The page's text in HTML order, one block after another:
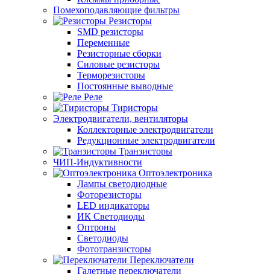
Помехоподавляющие фильтры
Резисторы
SMD резисторы
Переменные
Резисторные сборки
Силовые резисторы
Терморезисторы
Постоянные выводные
Реле
Тиристоры
Электродвигатели, вентиляторы
Коллекторные электродвигатели
Редукционные электродвигатели
Транзисторы
ЧИП-Индуктивности
Оптоэлектроника
Лампы светодиодные
Фоторезисторы
LED индикаторы
ИК Светодиоды
Оптроны
Светодиоды
Фототранзисторы
Переключатели
Галетные переключатели